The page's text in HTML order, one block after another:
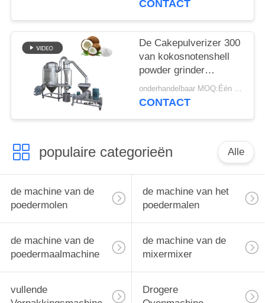
Machines voor het
slijpen van
voedselpoedermachines
CONTACT
De Cakepulverizer 300
van kokosnotenshell
powder grinder
machine SS316L
Netwerk
onderhandelbaar MOQ:Één reeks
CONTACT
populaire categorieën Alle
de machine van de
poedermolen
de machine van het
poedermalen
de machine van de
poedermaalmachine
de machine van de
mixermixer
vullende
Drogere